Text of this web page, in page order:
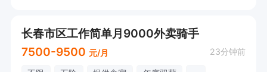
长春市区工作简单月9000外卖骑手
7500-9500 元/月 23分钟前